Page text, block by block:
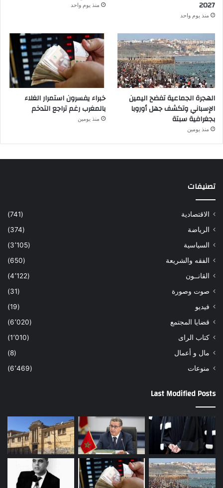
2027
منذ يوم واحد
منذ يوم واحد
الهجرة الجماعية تفضح اليمين
الإسباني وتكشف جهل أوروبا
بجغرافية سبتة
منذ يومين
خبراء يفسرون استمرار الغلاء
بالمغرب رغم تراجع التدخم
منذ يومين
تصنيفات
الاقتصادية
(741)
الرياضة
(374)
السياسية
(3٬105)
الفقه والشريعة
(650)
القانــون
(4٬122)
صوت وصورة
(31)
فيديو
(19)
قضايا المجتمع
(6٬020)
كتاب الراى
(1٬010)
مال و أعمال
(8)
منوعات
(6٬469)
Last Modified Posts